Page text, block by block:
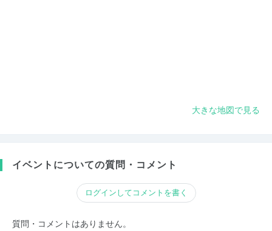
大きな地図で見る
イベントについての質問・コメント
ログインしてコメントを書く
質問・コメントはありません。